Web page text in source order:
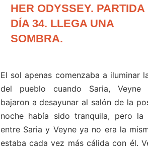
HER ODYSSEY. PARTIDA
DÍA 34. LLEGA UNA
SOMBRA.
El sol apenas comenzaba a iluminar
del pueblo cuando Saria,
bajaron a desayunar al salón de la
noche había sido tranquila, pero la
entre Saria y Veyne ya no era la
estaba cada vez más cálida con él.